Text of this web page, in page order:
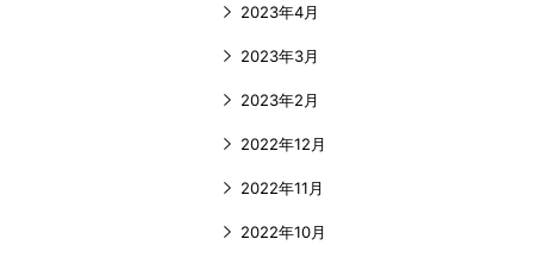
2023年4月
2023年3月
2023年2月
2022年12月
2022年11月
2022年10月